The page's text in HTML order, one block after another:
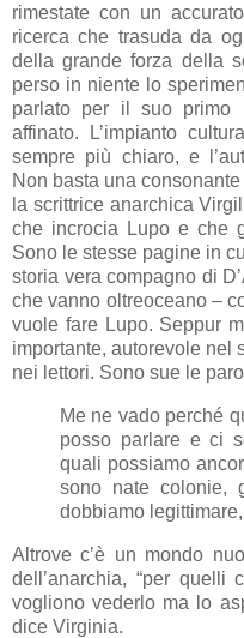
rimestate con un
ricerca che trasuda da
della grande forza della
perso in niente lo
parlato per il suo primo
affinato. L’impianto
sempre più chiaro, e
Non basta una
la scrittrice anarchica
che incrocia Lupo e che
Sono le stesse pagine in
storia vera compagno di
che vanno oltreoceano –
vuole fare Lupo. Seppur
importante, autorevole nel
nei lettori. Sono sue le
Me ne vado perché
posso parlare e ci
quali possiamo
sono nate colonie,
dobbiamo
Altrove c’è un mondo
dell’anarchia, “per
vogliono vederlo ma lo
dice Virginia.